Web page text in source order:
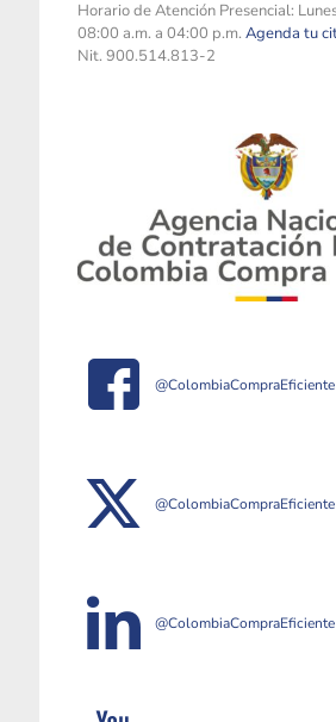
Horario de Atención Presencial:
08:00 a.m. a 04:00 p.m. Agenda tu
Nit. 900.514.813-2
@ColombiaCompraEficiente
@ColombiaCompraEficiente
@ColombiaCompraEficiente